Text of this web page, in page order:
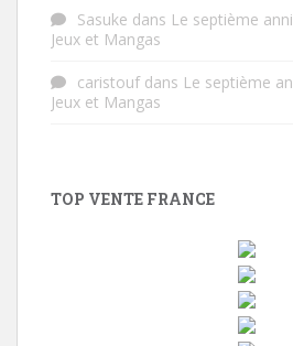
Sasuke dans Le septième
Jeux et Mangas
caristoufdans Le septième
Jeux et Mangas
TOP VENTE FRANCE